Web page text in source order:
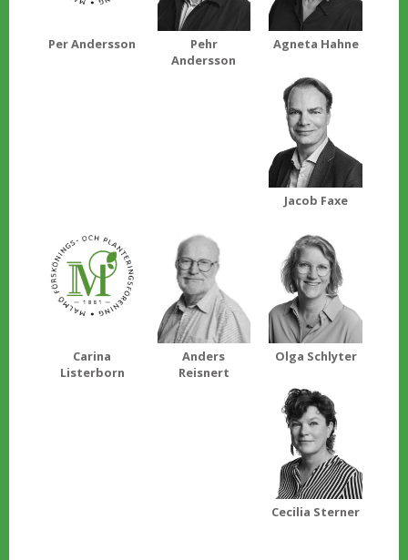
Per Andersson
Pehr
Andersson
Agneta Hahne
Jacob Faxe
Carina
Listerborn
Anders
Reisnert
Olga Schlyter
Cecilia Sterner